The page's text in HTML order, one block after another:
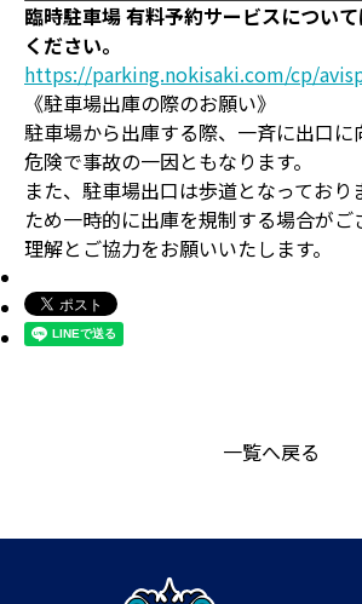
臨時駐車場 有料予約サービスについ
ください。
https://parking.nokisaki.com/cp/
《駐車場出庫の際のお願い》
駐車場から出庫する際、一斉に出口に
危険で事故の一因ともなります。
また、駐車場出口は歩道となっており
ため一時的に出庫を規制する場合がご
理解とご協力をお願いいたします。
一覧へ戻る